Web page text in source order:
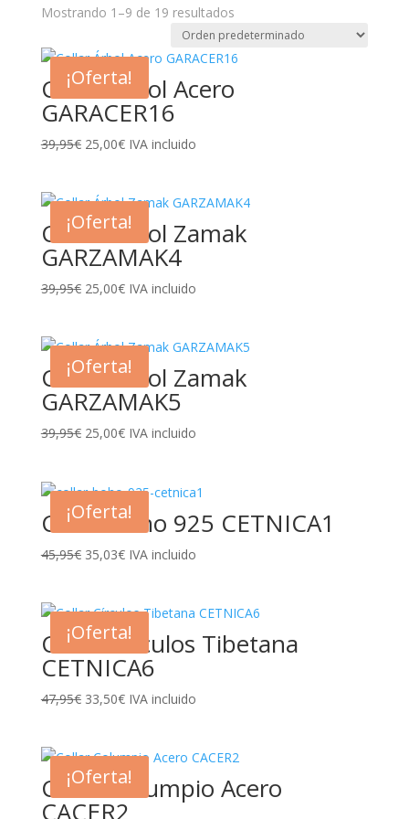
Mostrando 1–9 de 19 resultados
¡Oferta!
Collar Árbol Acero
GARACER16
39,95€ El
era:
39,95€.
25,00€El
es:
25,00€.
IVA incluido
¡Oferta!
Collar Árbol Zamak
GARZAMAK4
39,95€ El
era:
39,95€.
25,00€El
es:
25,00€.
IVA incluido
¡Oferta!
Collar Árbol Zamak
GARZAMAK5
39,95€ El
era:
39,95€.
25,00€El
es:
25,00€.
IVA incluido
¡Oferta!
Collar Boho 925 CETNICA1
45,95€ El
era:
45,95€.
35,03€El
es:
35,03€.
IVA incluido
¡Oferta!
Collar Círculos Tibetana
CETNICA6
47,95€ El
era:
47,95€.
33,50€El
es:
33,50€.
IVA incluido
¡Oferta!
Collar Columpio Acero
CACER2